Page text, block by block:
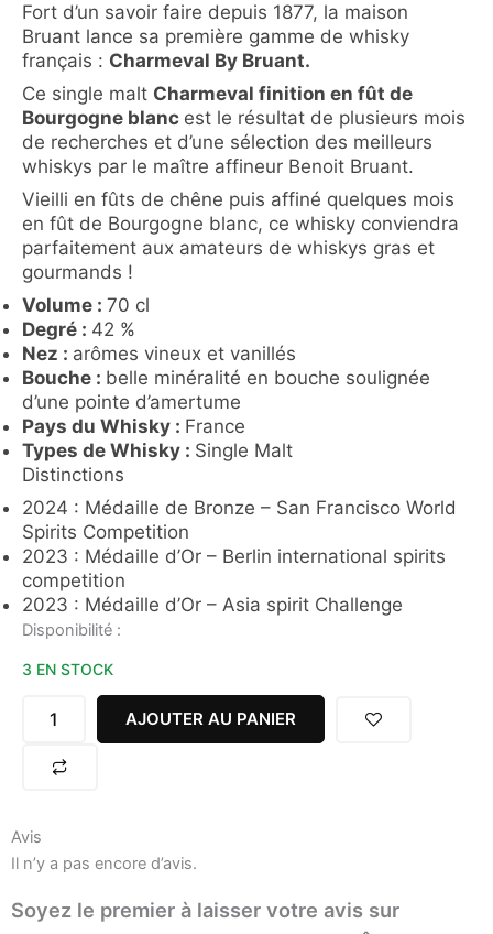
Fort d’un savoir faire depuis 1877, la maison
Bruant lance sa première gamme de whisky
français : Charmeval By Bruant.
Ce single malt Charmeval finition en fût de
Bourgogne blanc est le résultat de plusieurs mois
de recherches et d’une sélection des meilleurs
whiskys par le maître affineur Benoit Bruant.
Vieilli en fûts de chêne puis affiné quelques mois
en fût de Bourgogne blanc, ce whisky conviendra
parfaitement aux amateurs de whiskys gras et
gourmands !
Volume : 70 cl
Degré : 42 %
Nez : arômes vineux et vanillés
Bouche : belle minéralité en bouche soulignée
d’une pointe d’amertume
Pays du Whisky : France
Types de Whisky : Single Malt
Distinctions
2024 : Médaille de Bronze – San Francisco World
Spirits Competition
2023 : Médaille d’Or – Berlin international spirits
competition
2023 : Médaille d’Or – Asia spirit Challenge
Disponibilité :
3 EN STOCK
quantité
WHISKY
CHARMEVAL
BOURGOGNE
BLANC
70CL
AJOUTER AU PANIER
Avis
Il n’y a pas encore d’avis.
Soyez le premier à laisser votre avis sur